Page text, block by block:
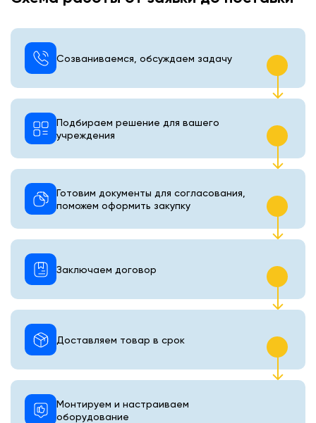
Созваниваемся, обсуждаем задачу
Подбираем решение для вашего
учреждения
Готовим документы для согласования,
поможем оформить закупку
Монтируем и настраиваем
оборудование
Доставляем товар в срок
Заключаем договор